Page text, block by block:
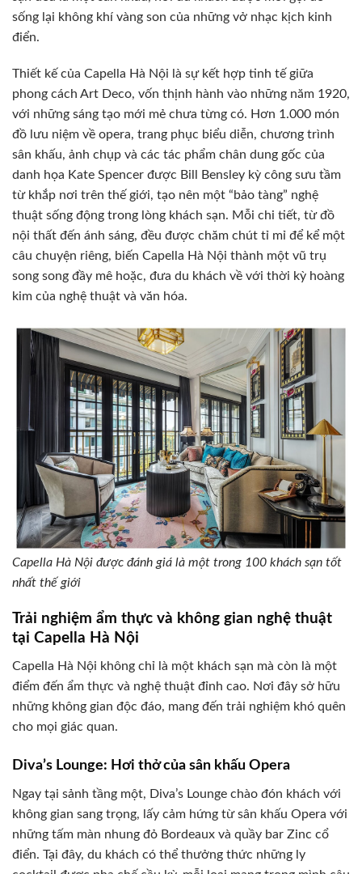
sống lại không khí vàng son của những vở nhạc kịch kinh
điển.
Thiết kế của Capella Hà Nội là sự kết hợp tinh tế giữa
phong cách Art Deco, vốn thịnh hành vào những năm 1920,
với những sáng tạo mới mẻ chưa từng có. Hơn 1.000 món
đồ lưu niệm về opera, trang phục biểu diễn, chương trình
sân khấu, ảnh chụp và các tác phẩm chân dung gốc của
danh họa Kate Spencer được Bill Bensley kỳ công sưu tầm
từ khắp nơi trên thế giới, tạo nên một “bảo tàng” nghệ
thuật sống động trong lòng khách sạn. Mỗi chi tiết, từ đồ
nội thất đến ánh sáng, đều được chăm chút tỉ mỉ để kể một
câu chuyện riêng, biến Capella Hà Nội thành một vũ trụ
song song đầy mê hoặc, đưa du khách về với thời kỳ hoàng
kim của nghệ thuật và văn hóa.
Capella Hà Nội được đánh giá là một trong 100 khách sạn tốt
nhất thế giới
Trải nghiệm ẩm thực và không gian nghệ thuật
tại Capella Hà Nội
Capella Hà Nội không chỉ là một khách sạn mà còn là một
điểm đến ẩm thực và nghệ thuật đỉnh cao. Nơi đây sở hữu
những không gian độc đáo, mang đến trải nghiệm khó quên
cho mọi giác quan.
Diva’s Lounge: Hơi thở của sân khấu Opera
Ngay tại sảnh tầng một, Diva’s Lounge chào đón khách với
không gian sang trọng, lấy cảm hứng từ sân khấu Opera với
những tấm màn nhung đỏ Bordeaux và quầy bar Zinc cổ
điển. Tại đây, du khách có thể thưởng thức những ly